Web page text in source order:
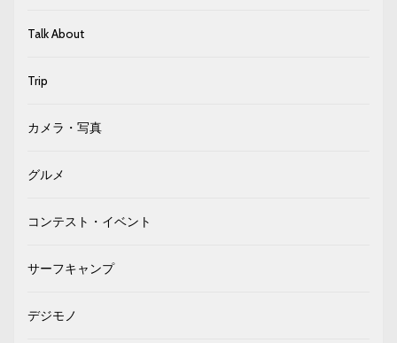
Talk About
Trip
カメラ・写真
グルメ
コンテスト・イベント
サーフキャンプ
デジモノ